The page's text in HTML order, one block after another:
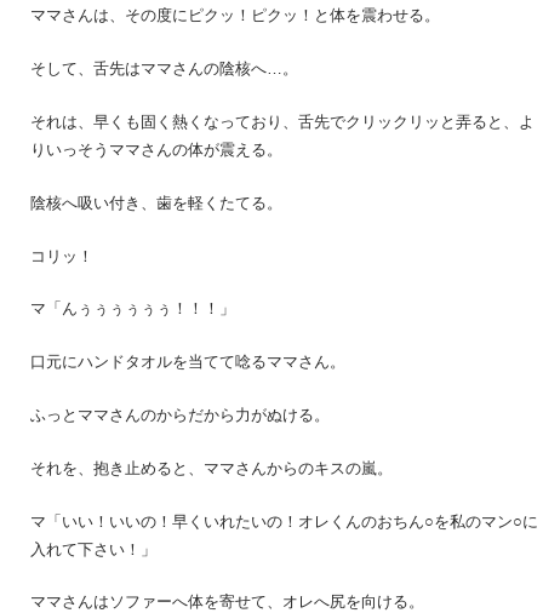
ママさんは、その度にピクッ！ピクッ！と体を震わせる。
そして、舌先はママさんの陰核へ…。
それは、早くも固く熱くなっており、舌先でクリックリッと弄ると、よ
りいっそうママさんの体が震える。
陰核へ吸い付き、歯を軽くたてる。
コリッ！
マ「んぅぅぅぅぅぅ！！！」
口元にハンドタオルを当てて唸るママさん。
ふっとママさんのからだから力がぬける。
それを、抱き止めると、ママさんからのキスの嵐。
マ「いい！いいの！早くいれたいの！オレくんのおちん○を私のマン○に
入れて下さい！」
ママさんはソファーへ体を寄せて、オレへ尻を向ける。